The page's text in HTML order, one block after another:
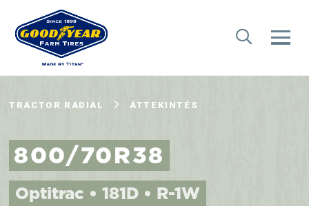
TRACTOR RADIAL ÁTTEKINTÉS
800/70R38
Optitrac • 181D • R-1W